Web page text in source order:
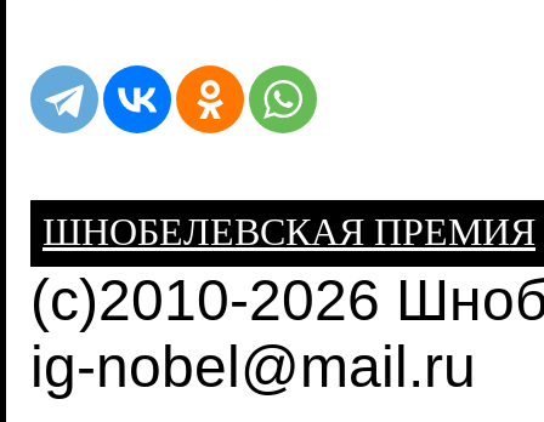
ШНОБЕЛЕВСКАЯ ПРЕМИЯ
(c)2010-2026
ig-nobel@mail.ru